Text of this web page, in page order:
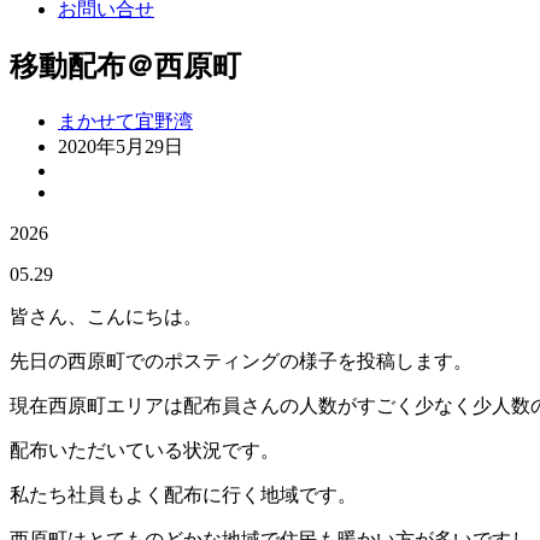
お問い合せ
移動配布＠西原町
まかせて宜野湾
2020年5月29日
2026
05.29
皆さん、こんにちは。
先日の西原町でのポスティングの様子を投稿します。
現在西原町エリアは配布員さんの人数がすごく少なく少人数
配布いただいている状況です。
私たち社員もよく配布に行く地域です。